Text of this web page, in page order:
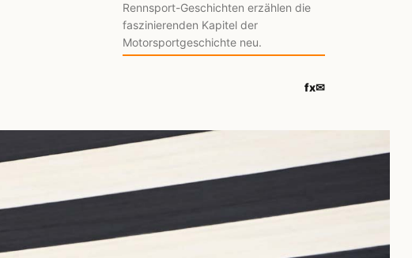
Rennsport-Geschichten erzählen die
faszinierenden Kapitel der
Motorsportgeschichte neu.
fx✉